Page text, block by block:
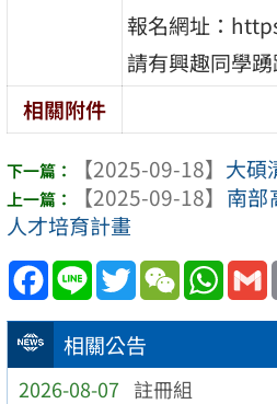
相關公告
2026-08-07 註冊組
報名網址：
請有興趣同學踴
相關附件
【2025-09-18】 大碩
【2025-09-18】 南部
人才培育計畫
Facebook
Line TwitterWeChat